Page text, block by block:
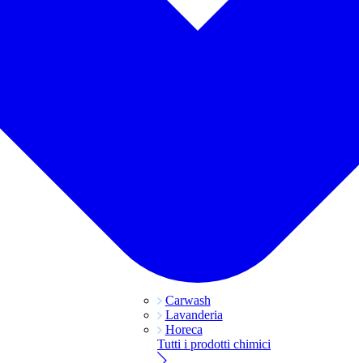
Carwash
Lavanderia
Horeca
Tutti i prodotti chimici